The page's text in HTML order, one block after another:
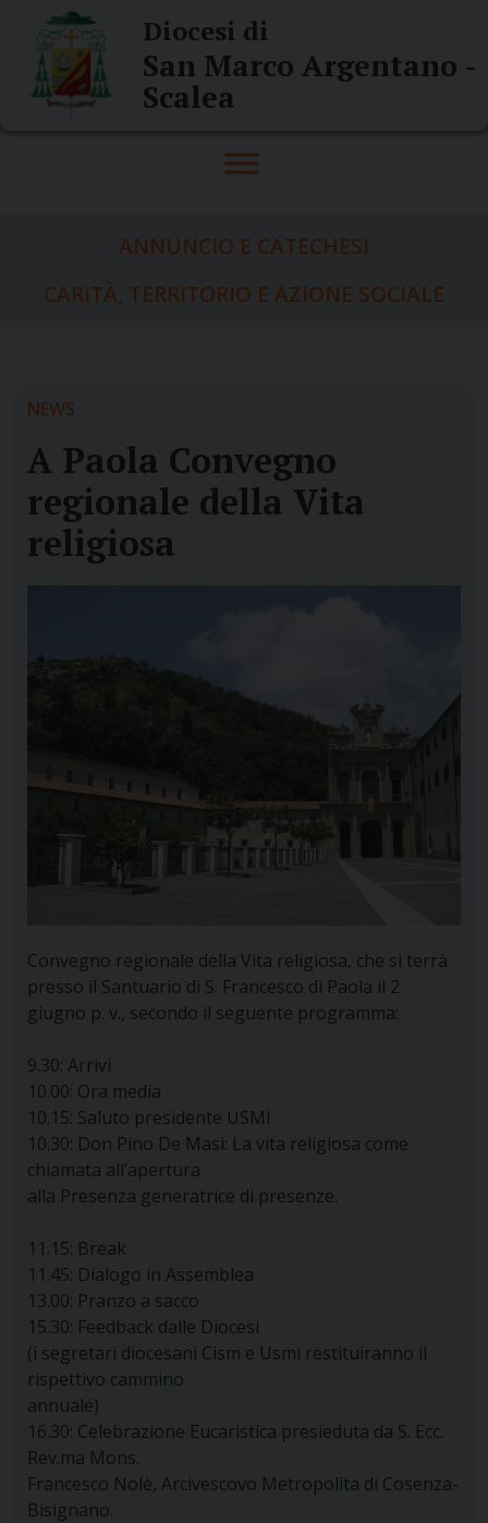
content
Diocesi di
San Marco Argentano -
Scalea
ANNUNCIO E CATECHESI
CARITÀ, TERRITORIO E AZIONE SOCIALE
NEWS
A Paola Convegno
regionale della Vita
religiosa
Convegno regionale della Vita religiosa, che si terrà
presso il Santuario di S. Francesco di Paola il 2
giugno p. v., secondo il seguente programma:
9.30: Arrivi
10.00: Ora media
10.15: Saluto presidente USMI
10.30: Don Pino De Masi: La vita religiosa come
chiamata all’apertura
alla Presenza generatrice di presenze.
11.15: Break
11.45: Dialogo in Assemblea
13.00: Pranzo a sacco
15.30: Feedback dalle Diocesi
(i segretari diocesani Cism e Usmi restituiranno il
rispettivo cammino
annuale)
16.30: Celebrazione Eucaristica presieduta da S. Ecc.
Rev.ma Mons.
Francesco Nolè, Arcivescovo Metropolita di Cosenza-
Bisignano.